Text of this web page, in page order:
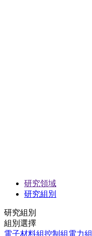
研究領域
研究組別
研究組別
組別選擇
電子材料組控制組電力組